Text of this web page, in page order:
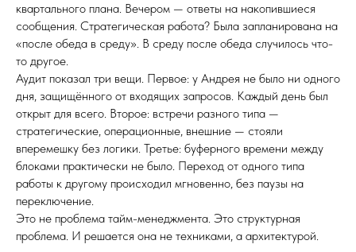
квартального плана. Вечером — ответы на накопившиеся
сообщения. Стратегическая работа? Была запланирована на
«после обеда в среду». В среду после обеда случилось что-
то другое.
Аудит показал три вещи. Первое: у Андрея не было ни одного
дня, защищённого от входящих запросов. Каждый день был
открыт для всего. Второе: встречи разного типа —
стратегические, операционные, внешние — стояли
вперемешку без логики. Третье: буферного времени между
блоками практически не было. Переход от одного типа
работы к другому происходил мгновенно, без паузы на
переключение.
Это не проблема тайм-менеджмента. Это структурная
проблема. И решается она не техниками, а архитектурой.